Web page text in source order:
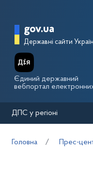
Головна
gov.ua
Державні сайти
Єдиний державний
вебпортал
ДПС у регіоні
Головна Прес-